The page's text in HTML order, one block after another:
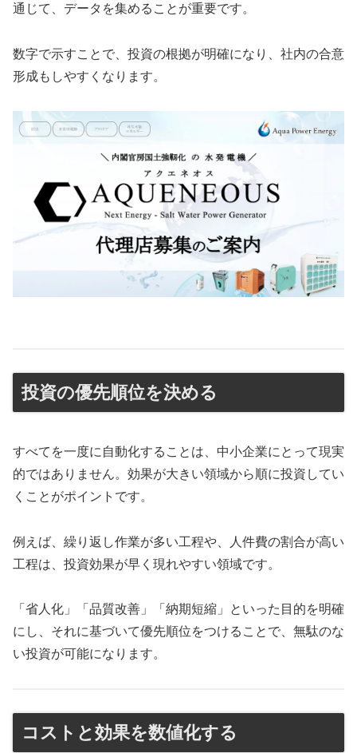
通じて、データを集めることが重要です。
数字で示すことで、投資の根拠が明確になり、社内の合意
形成もしやすくなります。
投資の優先順位を決める
すべてを一度に自動化することは、中小企業にとって現実
的ではありません。効果が大きい領域から順に投資してい
くことがポイントです。
例えば、繰り返し作業が多い工程や、人件費の割合が高い
工程は、投資効果が早く現れやすい領域です。
「省人化」「品質改善」「納期短縮」といった目的を明確
にし、それに基づいて優先順位をつけることで、無駄のな
い投資が可能になります。
コストと効果を数値化する